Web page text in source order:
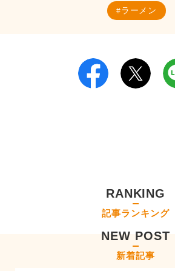
ラーメン
RANKING
記事ランキング
NEW POST
新着記事